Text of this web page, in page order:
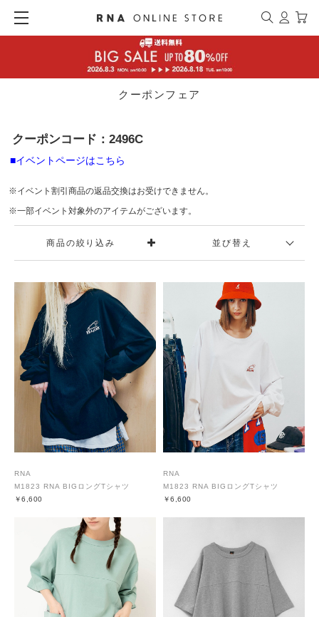
クーポンフェア
クーポンコード：2496C
■イベントページはこちら
※イベント割引商品の返品交換はお受けできません。
※一部イベント対象外のアイテムがございます。
商品の絞り込み 並び替え
RNA
M1823 RNA BIGロングTシャツ
￥6,600
RNA
M1823 RNA BIGロングTシャツ
￥6,600